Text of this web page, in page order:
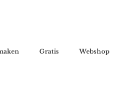
Gratis Webshop